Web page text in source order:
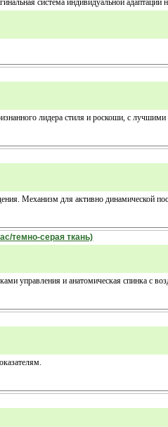
лидера стиля и роскоши, с
Механизм для активно динамической
темно-серая ткань)
управления и анатомическая спинка с